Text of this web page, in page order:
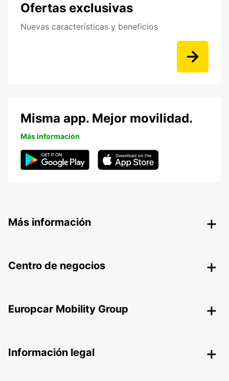
Ofertas exclusivas
Nuevas características y beneficios
Misma app. Mejor movilidad.
Más información
Más información
Centro de negocios
Europcar Mobility Group
Información legal